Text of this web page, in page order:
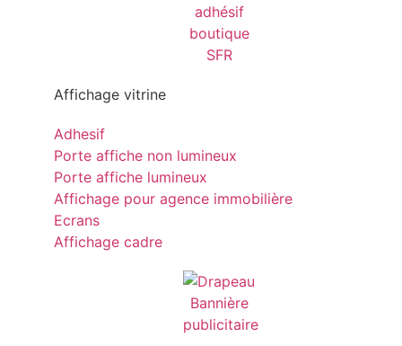
Affichage vitrine
Adhesif
Porte affiche non lumineux
Porte affiche lumineux
Affichage pour agence immobilière
Ecrans
Affichage cadre